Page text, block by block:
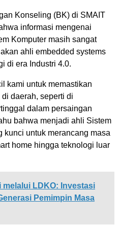
Konseling (BK) di SMAIT
informasi mengenai
Komputer masih sangat
ahli embedded systems
di era Industri 4.0.
kami untuk memastikan
daerah, seperti di
dalam persaingan
bahwa menjadi ahli Sistem
kunci untuk merancang masa
home hingga teknologi luar
melalui LDKO: Investasi
Pemimpin Masa